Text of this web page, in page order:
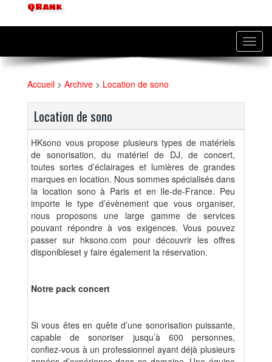
QRank
Accueil > Archive > Location de sono
Location de sono
HKsono vous propose plusieurs types de matériels
de sonorisation, du matériel de DJ, de concert,
toutes sortes d’éclairages et lumières de grandes
marques en location. Nous sommes spécialisés dans
la location sono à Paris et en Ile-de-France. Peu
importe le type d’évènement que vous organiser,
nous proposons une large gamme de services
pouvant répondre à vos exigences. Vous pouvez
passer sur hksono.com pour découvrir les offres
disponibleset y faire également la réservation.
Notre pack concert
Si vous êtes en quête d’une sonorisation puissante,
capable de sonoriser jusqu’à 600 personnes,
confiez-vous à un professionnel ayant déjà plusieurs